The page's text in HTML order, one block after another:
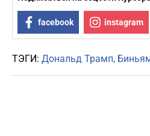
facebook instagram
ТЭГИ: Дональд Трамп